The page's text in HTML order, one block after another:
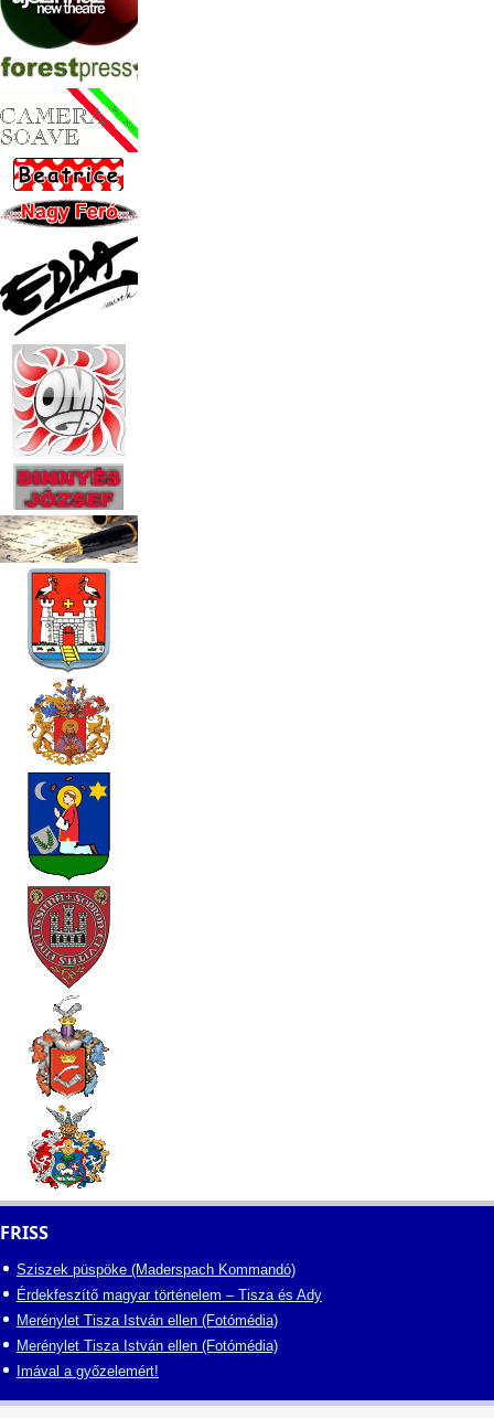
FRISS
Sziszek püspöke (Maderspach Kommandó)
Érdekfeszítő magyar történelem – Tisza és Ady
Merénylet Tisza István ellen (Fotómédia)
Merénylet Tisza István ellen (Fotómédia)
Imával a győzelemért!